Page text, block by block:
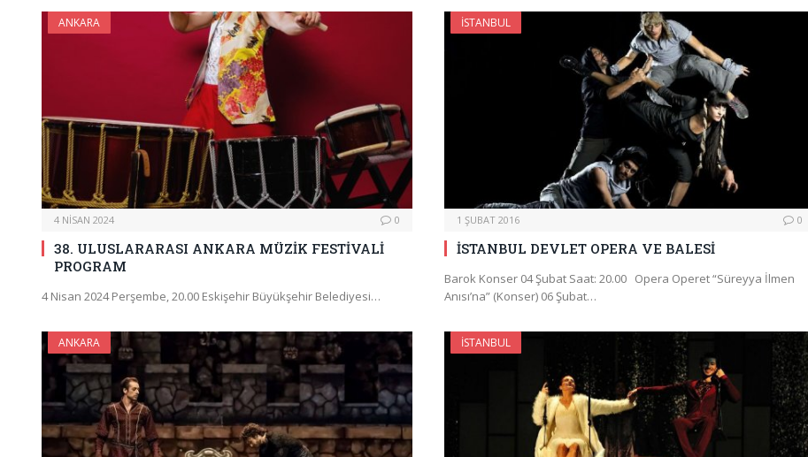
ANKARA
4 NISAN 2024 0
38. ULUSLARARASI ANKARA MÜZİK FESTİVALİ
PROGRAM
4 Nisan 2024 Perşembe, 20.00 Eskişehir Büyükşehir Belediyesi…
İSTANBUL
1 ŞUBAT 2016 0
İSTANBUL DEVLET OPERA VE BALESİ
Barok Konser 04 Şubat Saat: 20.00 Opera Operet “Süreyya İlmen
Anısı’na” (Konser) 06 Şubat…
ANKARA İSTANBUL